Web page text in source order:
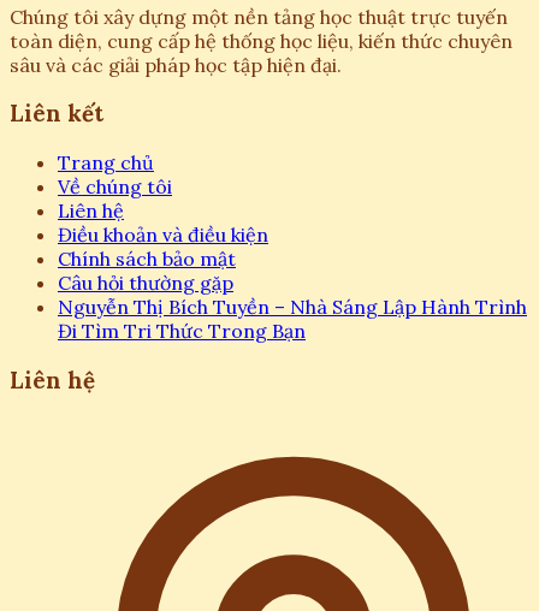
Chúng tôi xây dựng một nền tảng học thuật trực tuyến
toàn diện, cung cấp hệ thống học liệu, kiến thức chuyên
sâu và các giải pháp học tập hiện đại.
Liên kết
Trang chủ
Về chúng tôi
Liên hệ
Điều khoản và điều kiện
Chính sách bảo mật
Câu hỏi thường gặp
Nguyễn Thị Bích Tuyền – Nhà Sáng Lập Hành Trình
Đi Tìm Tri Thức Trong Bạn
Liên hệ